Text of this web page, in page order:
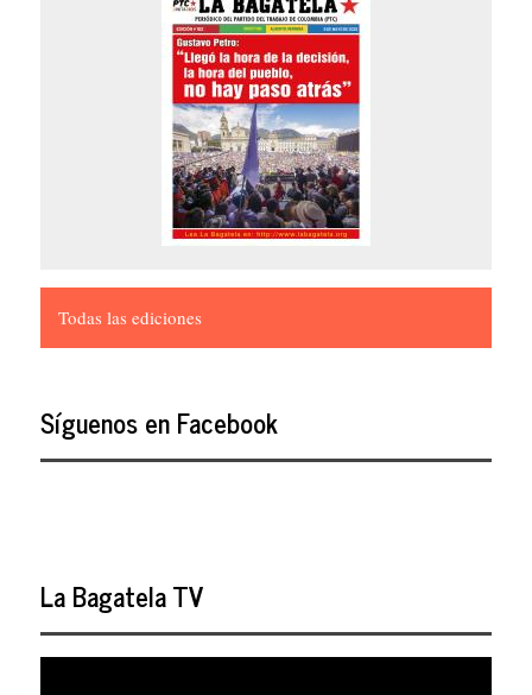
Todas las ediciones
Síguenos en Facebook
La Bagatela TV